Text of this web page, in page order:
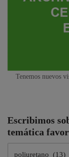
Tenemos nuevos
Escribimos
temática